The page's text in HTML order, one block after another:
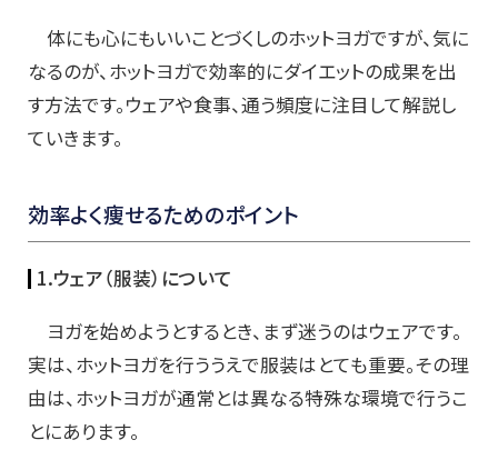
体にも心にもいいことづくしのホットヨガですが、気に
なるのが、ホットヨガで効率的にダイエットの成果を出
す方法です。ウェアや食事、通う頻度に注目して解説し
ていきます。
効率よく痩せるためのポイント
1.ウェア（服装）について
ヨガを始めようとするとき、まず迷うのはウェアです。
実は、ホットヨガを行ううえで服装はとても重要。その理
由は、ホットヨガが通常とは異なる特殊な環境で行うこ
とにあります。